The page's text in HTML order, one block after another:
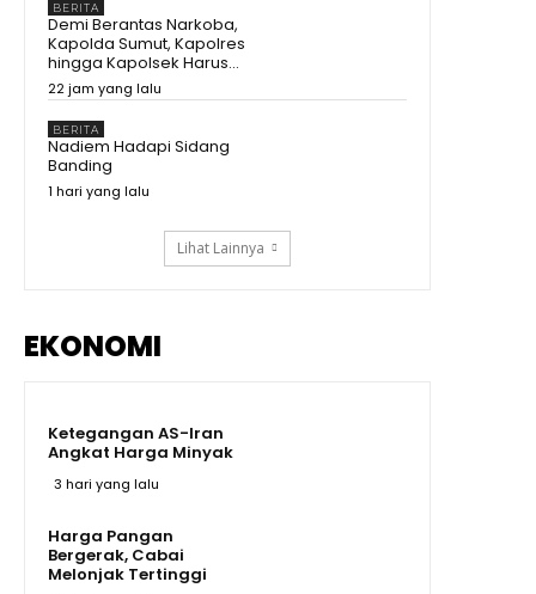
BERITA
Demi Berantas Narkoba,
Kapolda Sumut, Kapolres
hingga Kapolsek Harus...
22 jam yang lalu
BERITA
Nadiem Hadapi Sidang
Banding
1 hari yang lalu
Lihat Lainnya
EKONOMI
Ketegangan AS-Iran
Angkat Harga Minyak
3 hari yang lalu
Harga Pangan
Bergerak, Cabai
Melonjak Tertinggi